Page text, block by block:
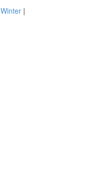
Winter|